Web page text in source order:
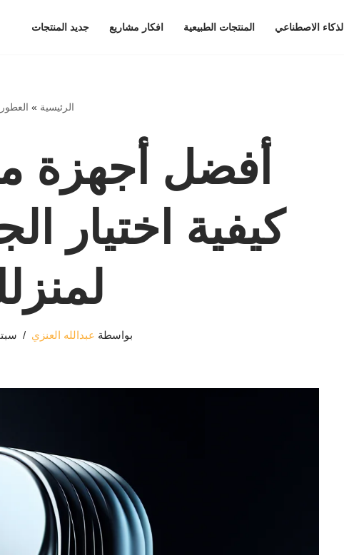
الذكاء الاصطناعي المنتجات الطبيعية افكار مشاريع جديد المنتجات
الرئيسية » العطور
أفضل أجهزة
كيفية اختيار
بواسطة عبدالله العنزي